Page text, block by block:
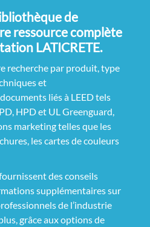
de
ressource complète
LATICRETE.
recherche par produit, type
et
liés à LEED tels
HPD et UL Greenguard,
marketing telles que les
les cartes de couleurs
des conseils
supplémentaires sur
de l’industrie
grâce aux options de